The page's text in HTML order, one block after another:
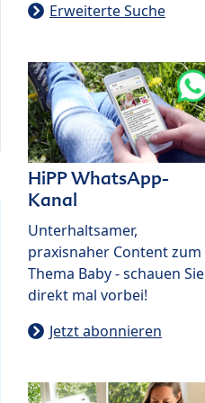
Erweiterte Suche
HiPP WhatsApp-
Kanal
Unterhaltsamer,
praxisnaher Content zum
Thema Baby - schauen Sie
direkt mal vorbei!
Jetzt abonnieren